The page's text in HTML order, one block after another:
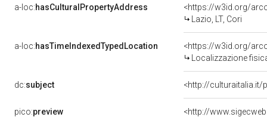
a-loc:hasCulturalPropertyAddress
<https://w3id.org/
Lazio, LT, Cori
a-loc:hasTimeIndexedTypedLocation
<https://w3id.org/
Localizzazione
dc:subject <http://culturaitalia.it/
pico:preview